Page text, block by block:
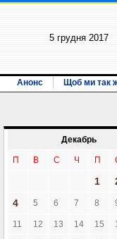
5 грудня 2017
Анонс Щоб ми так
Декабрь
П В С Ч П
1
4 5 6 7 8
11 12 13 14 15